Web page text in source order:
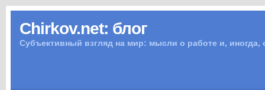
Chirkov.net: блог
Субъективный взгляд на мир: мысли о работе и,